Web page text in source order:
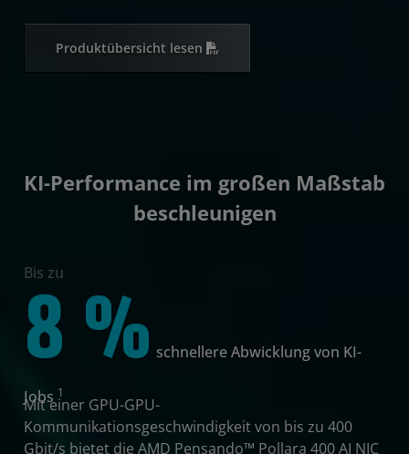
Produktübersicht lesen
KI-Performance im großen Maßstab
beschleunigen
Bis zu
8 % schnellere Abwicklung von KI-
Jobs 1
Mit einer GPU-GPU-
Kommunikationsgeschwindigkeit von bis zu 400
Gbit/s bietet die AMD Pensando™ Pollara 400 AI NIC